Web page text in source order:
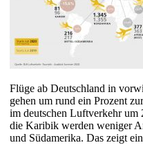
Flüge ab Deutschland in
gehen um rund ein Prozent
im deutschen Luftverkehr um
die Karibik werden weniger
und Südamerika. Das zeigt